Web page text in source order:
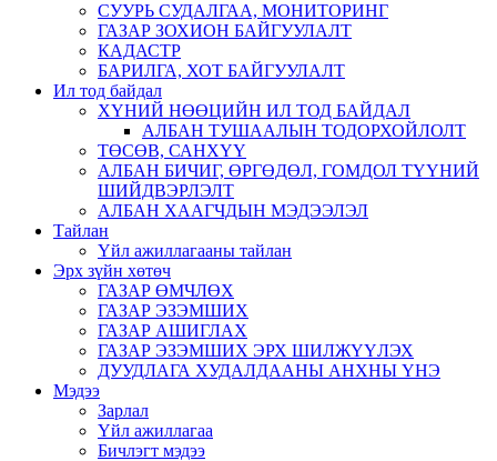
СУУРЬ СУДАЛГАА, МОНИТОРИНГ
ГАЗАР ЗОХИОН БАЙГУУЛАЛТ
КАДАСТР
БАРИЛГА, ХОТ БАЙГУУЛАЛТ
Ил тод байдал
ХҮНИЙ НӨӨЦИЙН ИЛ ТОД БАЙДАЛ
АЛБАН ТУШААЛЫН ТОДОРХОЙЛОЛТ
ТӨСӨВ, САНХҮҮ
АЛБАН БИЧИГ, ӨРГӨДӨЛ, ГОМДОЛ ТҮҮНИЙ
ШИЙДВЭРЛЭЛТ
АЛБАН ХААГЧДЫН МЭДЭЭЛЭЛ
Тайлан
Үйл ажиллагааны тайлан
Эрх зүйн хөтөч
ГАЗАР ӨМЧЛӨХ
ГАЗАР ЭЗЭМШИХ
ГАЗАР АШИГЛАХ
ГАЗАР ЭЗЭМШИХ ЭРХ ШИЛЖҮҮЛЭХ
ДУУДЛАГА ХУДАЛДААНЫ АНХНЫ ҮНЭ
Мэдээ
Зарлал
Үйл ажиллагаа
Бичлэгт мэдээ